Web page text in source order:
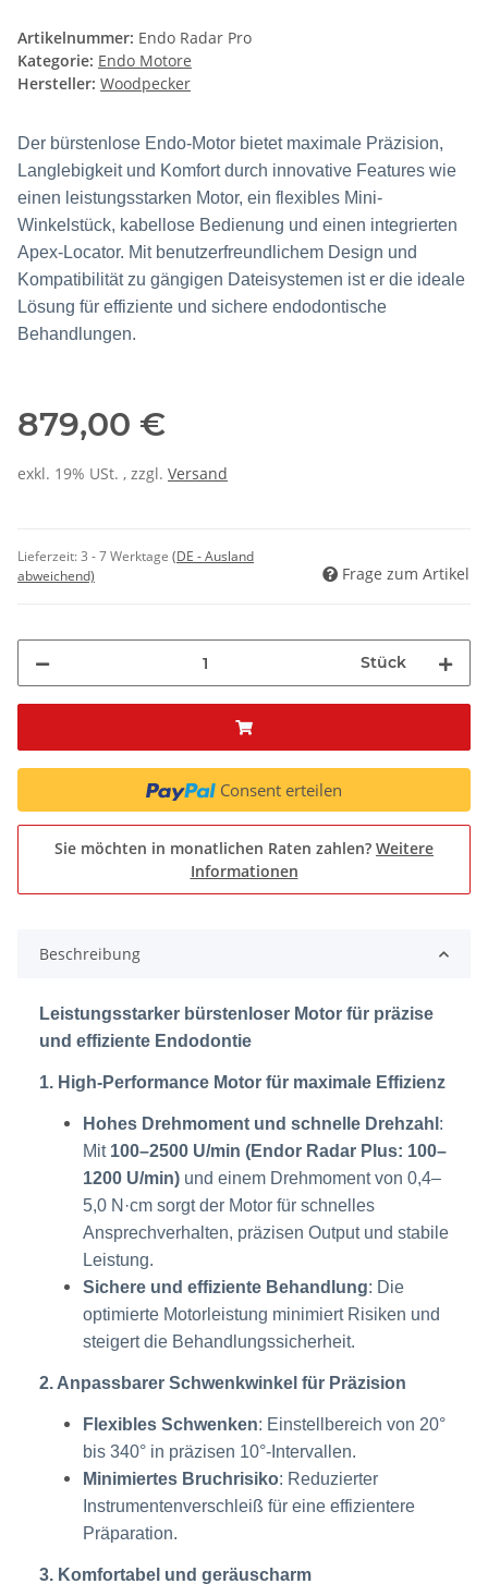
Artikelnummer: Endo Radar Pro
Kategorie: Endo Motore
Hersteller: Woodpecker
Der bürstenlose Endo-Motor bietet maximale Präzision,
Langlebigkeit und Komfort durch innovative Features wie
einen leistungsstarken Motor, ein flexibles Mini-
Winkelstück, kabellose Bedienung und einen integrierten
Apex-Locator. Mit benutzerfreundlichem Design und
Kompatibilität zu gängigen Dateisystemen ist er die ideale
Lösung für effiziente und sichere endodontische
Behandlungen.
879,00 €
exkl. 19% USt. , zzgl. Versand
Lieferzeit:3 - 7 Werktage (DE - Ausland
abweichend)
Frage zum Artikel
Stück
Consent erteilen
Sie möchten in monatlichen Raten zahlen? Weitere
Informationen
Beschreibung
Leistungsstarker bürstenloser Motor für präzise
und effiziente Endodontie
1. High-Performance Motor für maximale Effizienz
Hohes Drehmoment und schnelle Drehzahl :
Mit 100–2500 U/min (Endor Radar Plus: 100–
1200 U/min) und einem Drehmoment von 0,4–
5,0 N·cm sorgt der Motor für schnelles
Ansprechverhalten, präzisen Output und stabile
Leistung.
Sichere und effiziente Behandlung: Die
optimierte Motorleistung minimiert Risiken und
steigert die Behandlungssicherheit.
2. Anpassbarer Schwenkwinkel für Präzision
Flexibles Schwenken: Einstellbereich von 20°
bis 340° in präzisen 10°-Intervallen.
Minimiertes Bruchrisiko: Reduzierter
Instrumentenverschleiß für eine effizientere
Präparation.
3. Komfortabel und geräuscharm